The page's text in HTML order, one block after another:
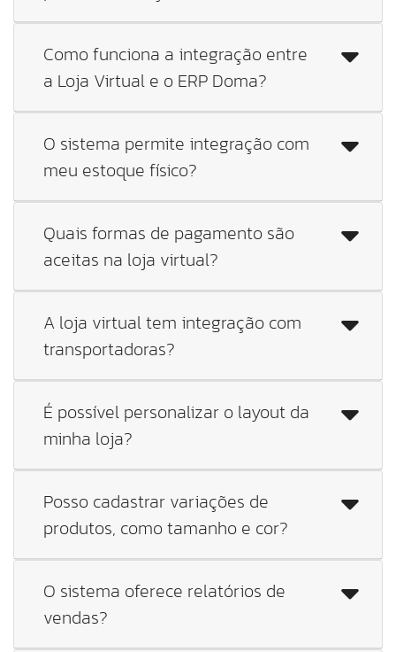
Como funciona a integração entre
a Loja Virtual e o ERP Doma?
O sistema permite integração com
meu estoque físico?
Quais formas de pagamento são
aceitas na loja virtual?
A loja virtual tem integração com
transportadoras?
É possível personalizar o layout da
minha loja?
Posso cadastrar variações de
produtos, como tamanho e cor?
O sistema oferece relatórios de
vendas?